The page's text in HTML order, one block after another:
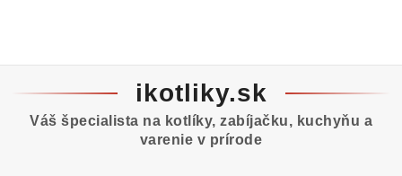
ikotliky.sk
Váš špecialista na kotlíky, zabíjačku, kuchyňu a
varenie v prírode